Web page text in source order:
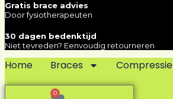
Gratis brace advies
Door fysiotherapeuten
30 dagen bedenktijd
Niet tevreden? Eenvoudig retourneren
Home Braces Compressie
0